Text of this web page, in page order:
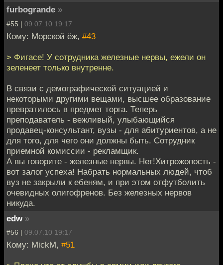
furbogrande »
#55 | 09.07.10 19:17
Кому: Морской ёж, #43
> Фигасе! У сотрудника железные нервы, ежели он
зеленеет только внутренне.
В связи с демографической ситуацией и
некоторыми другими вещами, высшее образование
превратилось в предмет торга. Теперь
преподаватель - вежливый, улыбающийся
продавец-консультант, вузы - для абитуриентов, а не
для того, для чего они должны быть. Сотрудник
приемной комиссии - рекламщик.
А вы говорите - железные нервы. Нет!Хитрожопость -
вот залог успеха! Набрать нормальных людей, чтоб
вуз не закрыли к ебеням, и при этом отфутболить
очевидных олигофренов. Без железных нервов
никуда.
edw »
#56 | 09.07.10 19:17
Кому: MickM, #51